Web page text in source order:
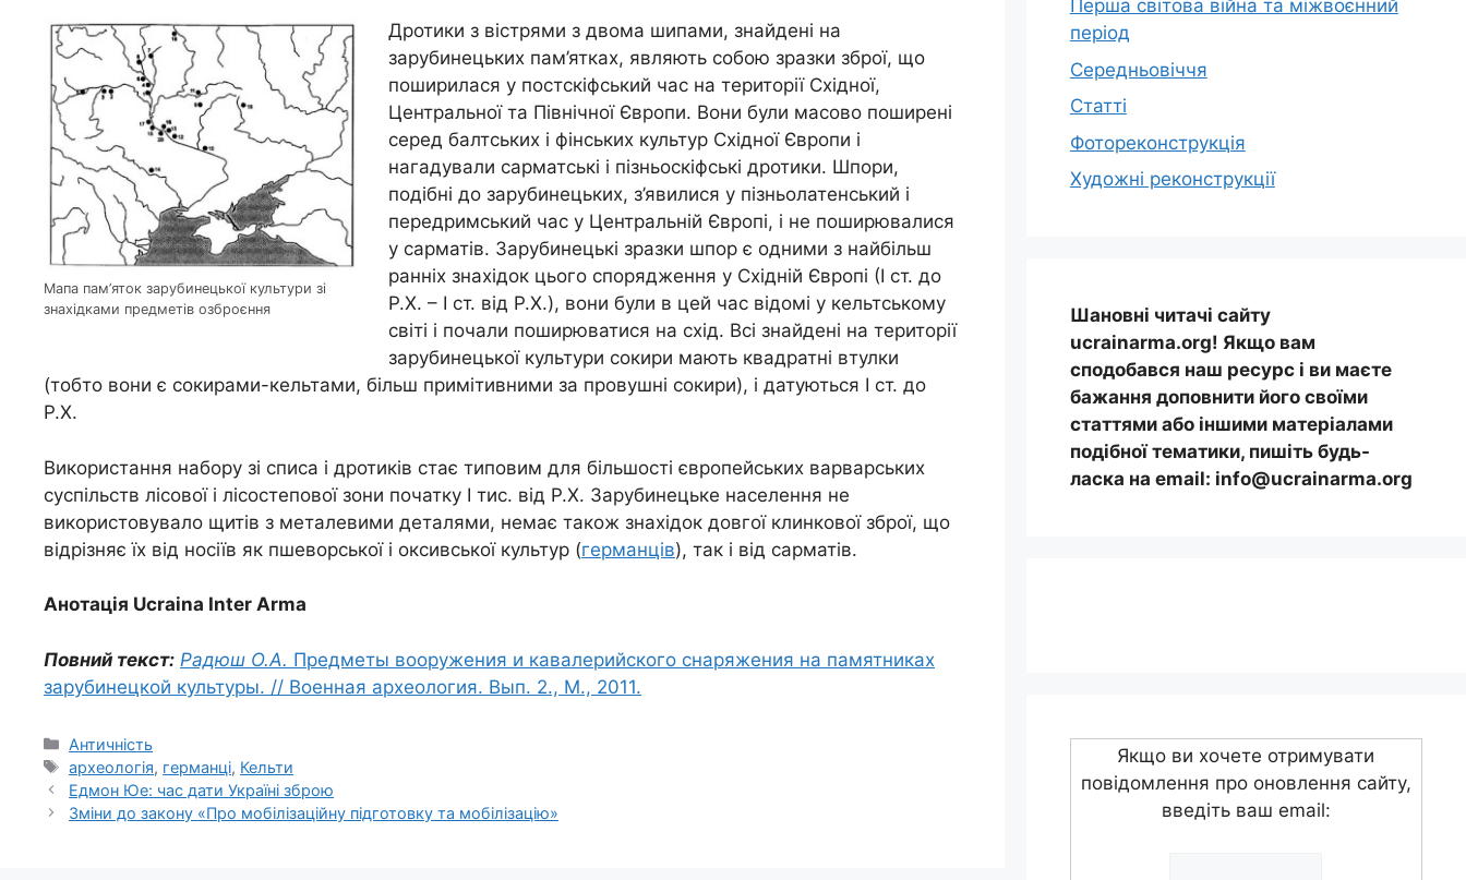
Мапа пам’яток зарубинецької культури зі
знахідками предметів озброєння
Дротики з вістрями з двома шипами, знайдені на
зарубинецьких пам’ятках, являють собою зразки зброї, що
поширилася у постскіфський час на території Східної,
Центральної та Північної Європи. Вони були масово поширені
серед балтських і фінських культур Східної Європи і
нагадували сарматські і пізньоскіфські дротики. Шпори,
подібні до зарубинецьких, з’явилися у пізньолатенський і
передримський час у Центральній Європі, і не поширювалися
у сарматів. Зарубинецькі зразки шпор є одними з найбільш
ранніх знахідок цього спорядження у Східній Європі (І ст. до
Р.Х. – І ст. від Р.Х.), вони були в цей час відомі у кельтському
світі і почали поширюватися на схід. Всі знайдені на території
зарубинецької культури сокири мають квадратні втулки
(тобто вони є сокирами-кельтами, більш примітивними за провушні сокири), і датуються І ст. до
Р.Х.
Використання набору зі списа і дротиків стає типовим для більшості європейських варварських
суспільств лісової і лісостепової зони початку І тис. від Р.Х. Зарубинецьке населення не
використовувало щитів з металевими деталями, немає також знахідок довгої клинкової зброї, що
відрізняє їх від носіїв як пшеворської і оксивської культур (германців), так і від сарматів.
Анотація Ucraina Inter Arma
Повний текст: Радюш О.А. Предметы вооружения и кавалерийского снаряжения на памятниках
зарубинецкой культуры. // Военная археология. Вып. 2., М., 2011.
Категорії
Античність
Позначки
археологія, германці, Кельти
Едмон Юе: час дати Україні зброю
Зміни до закону «Про мобілізаційну підготовку та мобілізацію»
Перша світова війна та міжвоєнний
період
Середньовіччя
Статті
Фотореконструкція
Художні реконструкції
Шановні читачі сайту
ucrainarma.org! Якщо вам
сподобався наш ресурс і ви маєте
бажання доповнити його своїми
статтями або іншими матеріалами
подібної тематики, пишіть будь-
ласка на email: info@ucrainarma.org
Якщо ви хочете отримувати
повідомлення про оновлення сайту,
введіть ваш email: